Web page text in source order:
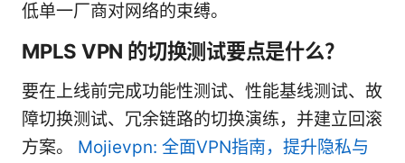
低单一厂商对网络的束缚。
MPLS VPN 的切换测试要点是什么？
要在上线前完成功能性测试、性能基线测试、故
障切换测试、冗余链路的切换演练，并建立回滚
方案。 Mojievpn: 全面VPN指南，提升隐私与